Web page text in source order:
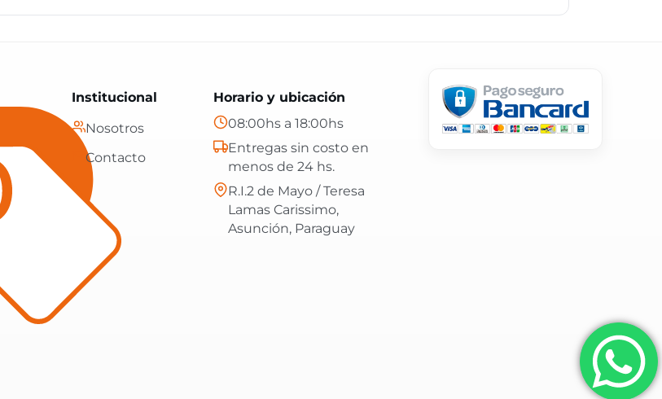
tecnología, hogar y más, con envíos gratis en 24 hs y atención confiable.
Institucional
Nosotros
Contacto
Horario y ubicación
08:00hs a 18:00hs
Entregas sin costo en
menos de 24 hs.
R.I.2 de Mayo / Teresa
Lamas Carissimo,
Asunción, Paraguay